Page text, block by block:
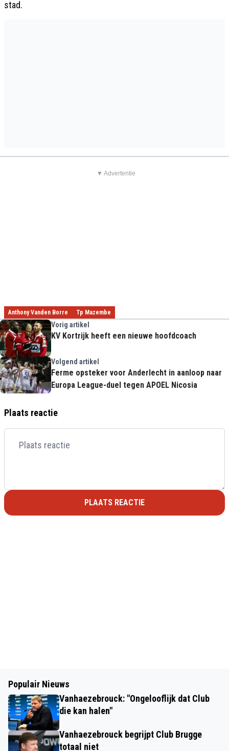
stad.
▼ Advertentie
Anthony Vanden Borre Tp Mazembe
Vorig artikel
KV Kortrijk heeft een nieuwe hoofdcoach
Volgend artikel
Ferme opsteker voor Anderlecht in aanloop naar
Europa League-duel tegen APOEL Nicosia
Plaats reactie
PLAATS REACTIE
Populair Nieuws
Vanhaezebrouck: "Ongelooflijk dat Club
die kan halen"
Vanhaezebrouck begrijpt Club Brugge
totaal niet